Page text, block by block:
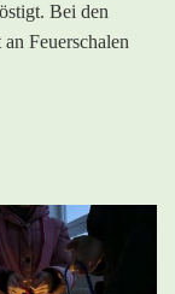
Bei den
Feuerschalen